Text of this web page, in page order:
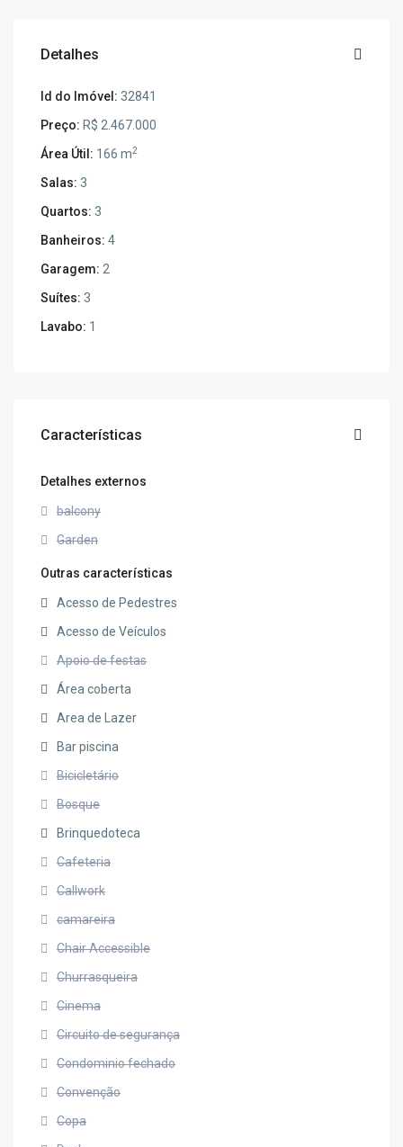
Detalhes
Id do Imóvel: 32841
Preço: R$ 2.467.000
Área Útil: 166 m2
Salas: 3
Quartos: 3
Banheiros: 4
Garagem: 2
Suítes: 3
Lavabo: 1
Características
Detalhes externos
balcony
Garden
Outras características
Acesso de Pedestres
Acesso de Veículos
Apoio de festas
Área coberta
Area de Lazer
Bar piscina
Bicicletário
Bosque
Brinquedoteca
Cafeteria
Callwork
camareira
Chair Accessible
Churrasqueira
Cinema
Circuito de segurança
Condominio fechado
Convenção
Copa